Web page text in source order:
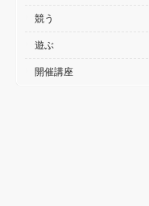
競う
遊ぶ
開催講座